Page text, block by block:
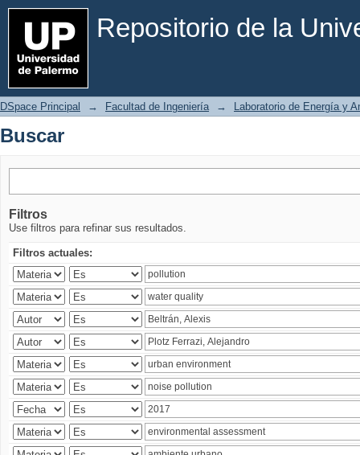
Repositorio de la
Buscar
DSpace Principal → Facultad de Ingeniería → Laboratorio de Energía y
Buscar
Filtros
Use filtros para refinar sus resultados.
Filtros actuales: